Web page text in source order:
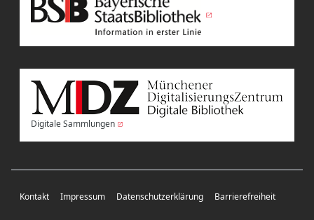
Digitale Sammlungen
Kontakt Impressum Datenschutzerklärung Barrierefreiheit